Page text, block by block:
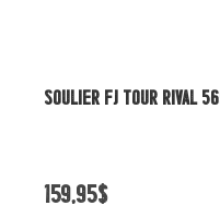
Vue
SOULIER FJ TOUR RIVAL
159,95$